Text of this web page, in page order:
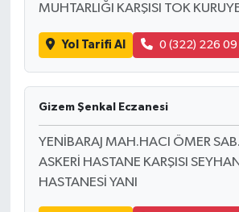
MUHTARLIĞI KARŞISI TOK
Yol Tarifi Al 0 (322) 226
Gizem Şenkal Eczanesi
YENİBARAJ MAH.HACI ÖMER
ASKERİ HASTANE KARŞISI
HASTANESİ YANI